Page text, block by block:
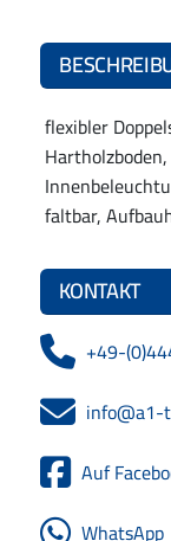
flexibler
faltbar,
KONTAKT
+49-
info@a1-
Auf
WhatsApp